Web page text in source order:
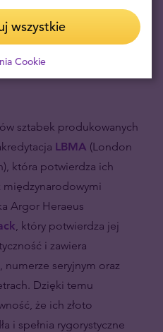
finansowe.
Argor
sztabek produkowanych
LBMA (London
która potwierdza ich
międzynarodowymi
Argor Heraeus
, który potwierdza jej
i zawiera
seryjnym oraz
Dzięki temu
że ich złoto
i spełnia rygorystyczne
wszystkie
Cookie